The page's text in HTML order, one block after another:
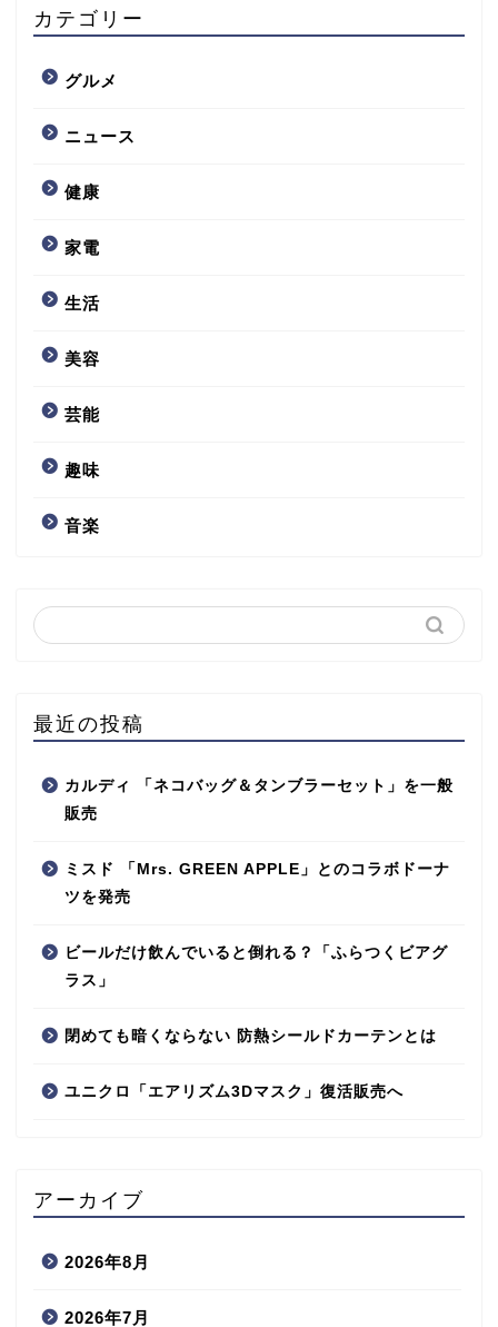
カテゴリー
グルメ
ニュース
健康
家電
生活
美容
芸能
趣味
音楽
最近の投稿
カルディ 「ネコバッグ＆タンブラーセット」を一般
販売
ミスド 「Mrs. GREEN APPLE」とのコラボドーナ
ツを発売
ビールだけ飲んでいると倒れる？「ふらつくビアグ
ラス」
閉めても暗くならない 防熱シールドカーテンとは
ユニクロ「エアリズム3Dマスク」復活販売へ
アーカイブ
2026年8月
2026年7月